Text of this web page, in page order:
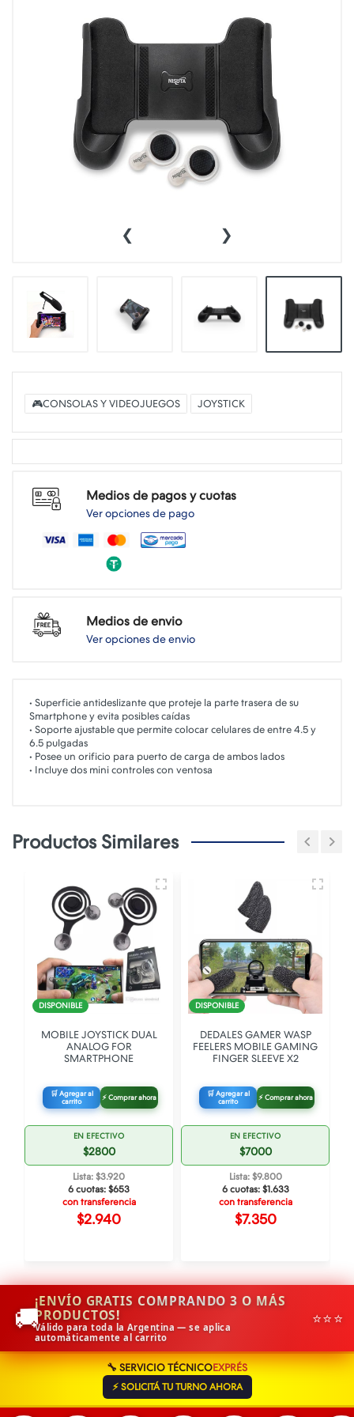
👕INDUMENTARIA🧢
👾COLECCIONABLES🧸
💻MUNDO PC GAMER💻
🔌CABLES Y ADAPTADORES🔌
🤓MUNDO PC OFICINA🤓
🫗GEEK HOME🍵
‹ ›
🎮CONSOLAS Y VIDEOJUEGOS JOYSTICK
Medios de pagos y cuotas
Ver opciones de pago
Medios de envio
Ver opciones de envio
• Superficie antideslizante que proteje la parte trasera de su
Smartphone y evita posibles caídas
• Soporte ajustable que permite colocar celulares de entre 4.5 y
6.5 pulgadas
• Posee un orificio para puerto de carga de ambos lados
• Incluye dos mini controles con ventosa
Productos Similares
DISPONIBLE
MOBILE JOYSTICK DUAL
ANALOG FOR
SMARTPHONE
🛒 Agregar al
carrito
⚡ Comprar ahora
EN EFECTIVO
$2800
Lista: $3.920
6 cuotas: $653
con transferencia
$2.940
DISPONIBLE
DEDALES GAMER WASP
FEELERS MOBILE GAMING
FINGER SLEEVE X2
🛒 Agregar al
carrito
⚡ Comprar ahora
EN EFECTIVO
$7000
Lista: $9.800
6 cuotas: $1.633
con transferencia
$7.350
🚚 ¡ENVÍO GRATIS COMPRANDO 3 O MÁS
PRODUCTOS!
Válido para toda la Argentina — se aplica
automáticamente al carrito
⭐⭐⭐
🔧 SERVICIO TÉCNICOEXPRÉS
⚡ SOLICITÁ TU TURNO AHORA